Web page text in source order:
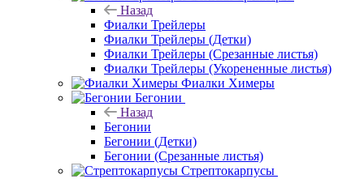
Назад
Фиалки Трейлеры
Фиалки Трейлеры (Детки)
Фиалки Трейлеры (Срезанные листья)
Фиалки Трейлеры (Укорененные листья)
Фиалки Химеры
Бегонии
Назад
Бегонии
Бегонии (Детки)
Бегонии (Срезанные листья)
Стрептокарпусы